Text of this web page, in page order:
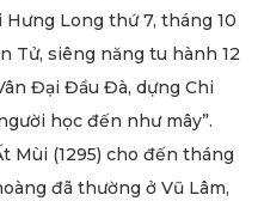
Hưng Long thứ 7, tháng 10
Tử, siêng năng tu hành 12
Đại Đầu Đà, dựng Chi
học đến như mây”.
Mùi (1295) cho đến tháng
đã thường ở Vũ Lâm,